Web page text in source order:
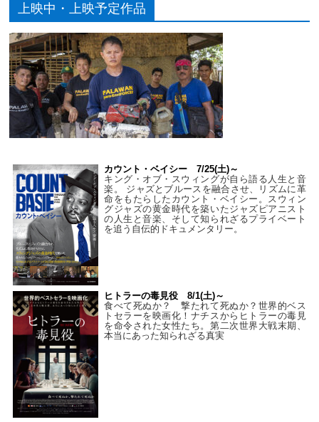
上映中・上映予定作品
カウント・ベイシー 7/25(土)～
キング・オブ・スウィングが自ら語る人生と音
楽。 ジャズとブルースを融合させ、リズムに革
命をもたらしたカウント・ベイシー。スウィン
グジャズの黄金時代を築いたジャズピアニスト
の人生と音楽、そして知られざるプライベート
を追う自伝的ドキュメンタリー。
ヒトラーの毒見役 8/1(土)～
食べて死ぬか？ 撃たれて死ぬか？世界的ベス
トセラーを映画化！ナチスからヒトラーの毒見
を命令された女性たち。第二次世界大戦末期、
本当にあった知られざる真実